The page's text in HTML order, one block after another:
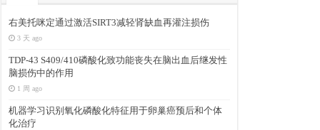
右美托咪定通过激活SIRT3减轻肾缺血再灌注损伤
3 天 ago
TDP-43 S409/410磷酸化致功能丧失在脑出血后继发性
脑损伤中的作用
1 周 ago
机器学习识别氧化磷酸化特征用于卵巢癌预后和个体
化治疗